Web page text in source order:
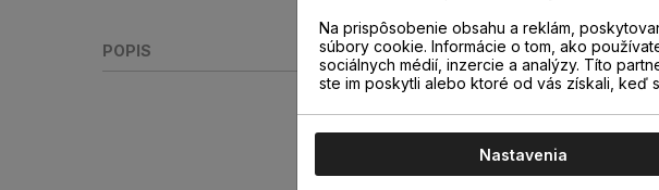
POPIS
Na prispôsobenie obsahu a reklám,
súbory cookie. Informácie o tom, ako
sociálnych médií, inzercie a analýzy. Títo
ste im poskytli alebo ktoré od vás získali, keď
Nastavenia